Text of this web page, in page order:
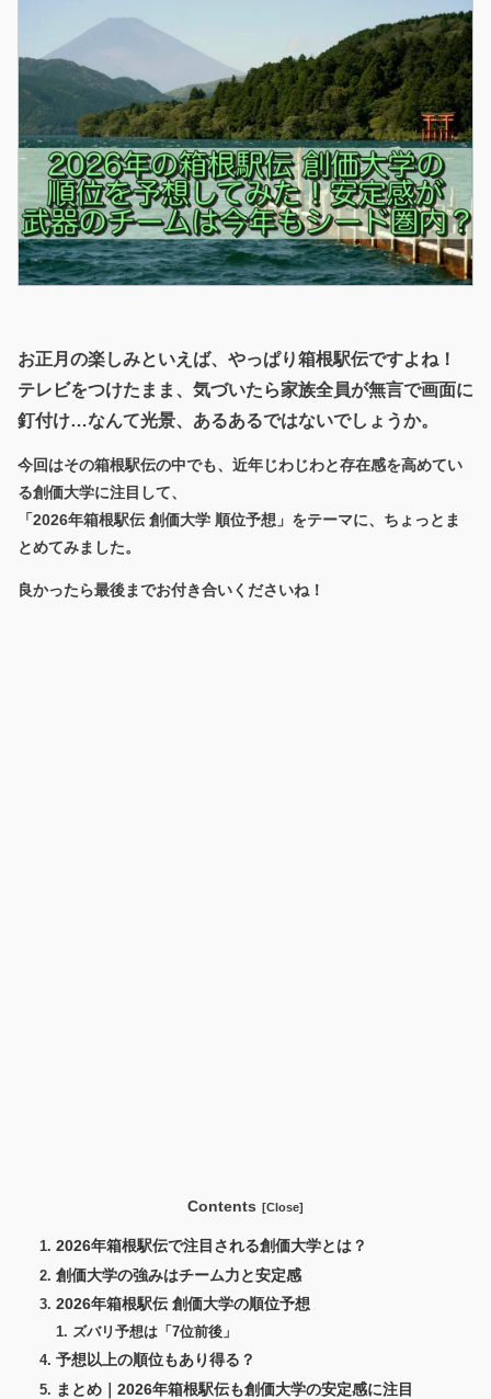
お正月の楽しみといえば、やっぱり箱根駅伝ですよね！
テレビをつけたまま、気づいたら家族全員が無言で画面に
釘付け…なんて光景、あるあるではないでしょうか。
今回はその箱根駅伝の中でも、近年じわじわと存在感を高めてい
る創価大学に注目して、
「2026年箱根駅伝 創価大学 順位予想」 をテーマに、ちょっとま
とめてみました。
良かったら最後までお付き合いくださいね！
Contents
2026年箱根駅伝で注目される創価大学とは？
創価大学の強みはチーム力と安定感
2026年箱根駅伝 創価大学の順位予想
ズバリ予想は「7位前後」
予想以上の順位もあり得る？
まとめ｜2026年箱根駅伝も創価大学の安定感に注目